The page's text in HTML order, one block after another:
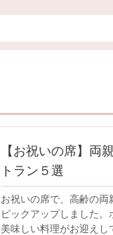
【お祝いの席】両
トラン５選
お祝いの席で、高齢の
ピックアップしました。
美味しい料理がお迎えし